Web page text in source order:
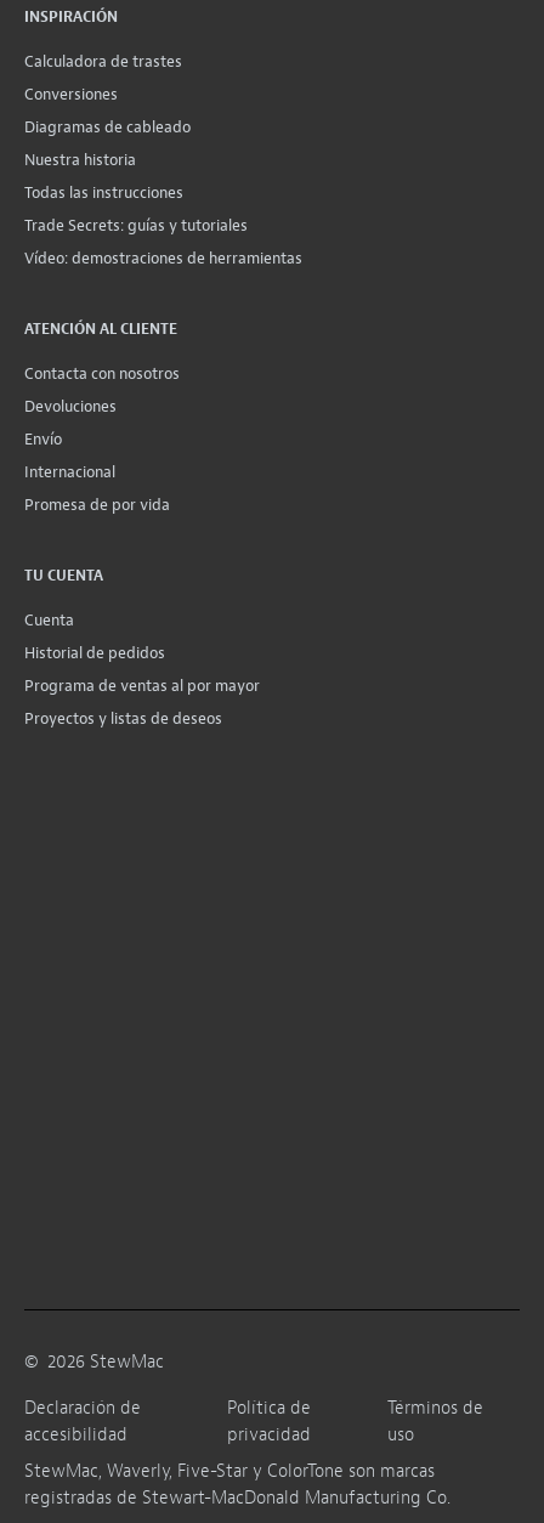
INSPIRACIÓN
Calculadora de trastes
Conversiones
Diagramas de cableado
Nuestra historia
Todas las instrucciones
Trade Secrets: guías y tutoriales
Vídeo: demostraciones de herramientas
ATENCIÓN AL CLIENTE
Contacta con nosotros
Devoluciones
Envío
Internacional
Promesa de por vida
TU CUENTA
Cuenta
Historial de pedidos
Programa de ventas al por mayor
Proyectos y listas de deseos
© 2026 StewMac
Declaración de
accesibilidad
Política de
privacidad
Términos de
uso
StewMac, Waverly, Five-Star y ColorTone son marcas
registradas de Stewart-MacDonald Manufacturing Co.